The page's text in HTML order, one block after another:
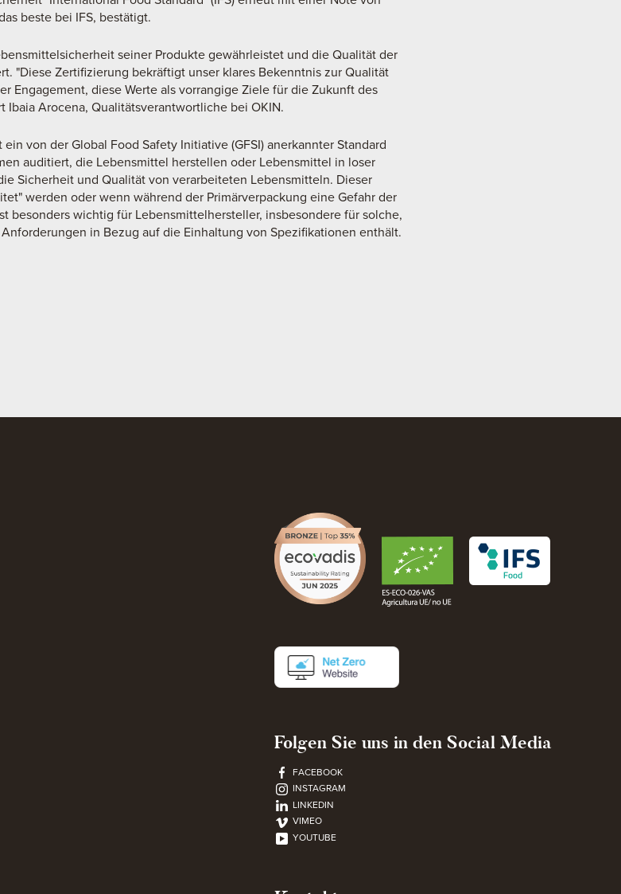
beste bei IFS, bestätigt.
seiner Produkte gewährleistet und die Qualität der
"Diese Zertifizierung bekräftigt unser klares Bekenntnis zur Qualität
Engagement, diese Werte als vorrangige Ziele für die Zukunft des
Ibaia Arocena, Qualitätsverantwortliche bei OKIN.
von der Global Food Safety Initiative (GFSI) anerkannter Standard
auditiert, die Lebensmittel herstellen oder Lebensmittel in loser
Sicherheit und Qualität von verarbeiteten Lebensmitteln. Dieser
werden oder wenn während der Primärverpackung eine Gefahr der
besonders wichtig für Lebensmittelhersteller, insbesondere für solche,
in Bezug auf die Einhaltung von Spezifikationen enthält.
Folgen Sie uns in den Social Media
FACEBOOK
INSTAGRAM
LINKEDIN
VIMEO
YOUTUBE